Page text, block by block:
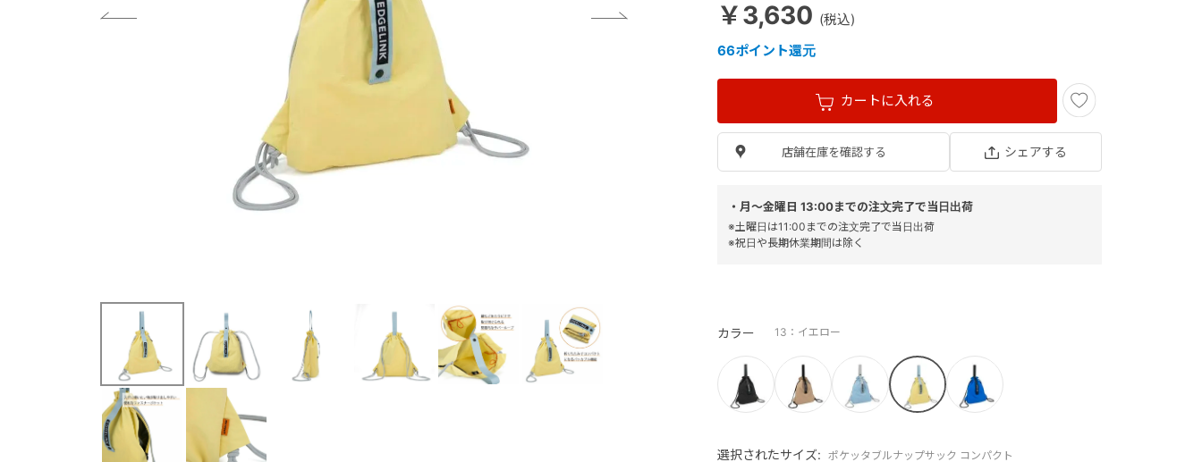
選択されたサイズ: ポケッタブルナップサック コンパクト
￥3,630
66ポイント還元
カラー 13：イエロー
カートに入れる
・月～金曜日 13:00までの注文完了で当日出荷
※土曜日は11:00までの注文完了で当日出荷
※祝日や長期休業期間は除く
店舗在庫を確認する シェアする